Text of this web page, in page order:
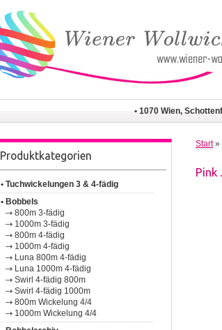
• 1070 Wien,
Produktkategorien
• Tuchwickelungen 3 & 4-fädig
• Bobbels
800m 3-fädig
1000m 3-fädig
800m 4-fädig
1000m 4-fädig
Luna 800m 4-fädig
Luna 1000m 4-fädig
Swirl 4-fädig 800m
Swirl 4-fädig 1000m
800m Wickelung 4/4
1000m Wickelung 4/4
Start»
Pink